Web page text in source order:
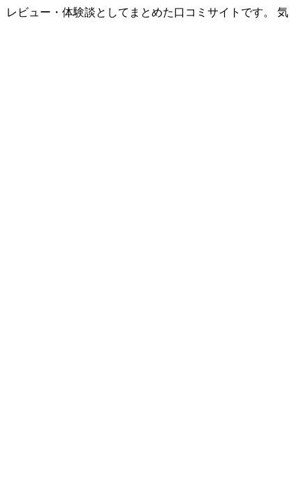
ビュー・体験談としてまとめた口コミサイトです。 気